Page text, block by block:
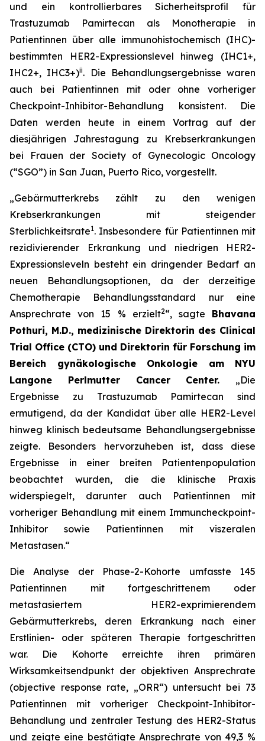
und ein kontrollierbares Sicherheitsprofil für
Trastuzumab Pamirtecan als Monotherapie in
Patientinnen über alle immunohistochemisch (IHC)-
bestimmten HER2-Expressionslevel hinweg (IHC1+,
IHC2+, IHC3+)ii. Die Behandlungsergebnisse waren
auch bei Patientinnen mit oder ohne vorheriger
Checkpoint-Inhibitor-Behandlung konsistent. Die
Daten werden heute in einem Vortrag auf der
diesjährigen Jahrestagung zu Krebserkrankungen
bei Frauen der Society of Gynecologic Oncology
(“SGO”) in San Juan, Puerto Rico, vorgestellt.
„Gebärmutterkrebs zählt zu den wenigen
Krebserkrankungen mit steigender
Sterblichkeitsrate1. Insbesondere für Patientinnen mit
rezidivierender Erkrankung und niedrigen HER2-
Expressionsleveln besteht ein dringender Bedarf an
neuen Behandlungsoptionen, da der derzeitige
Chemotherapie Behandlungsstandard nur eine
Ansprechrate von 15 % erzielt2“, sagte Bhavana
Pothuri, M.D., medizinische Direktorin des Clinical
Trial Office (CTO) und Direktorin für Forschung im
Bereich gynäkologische Onkologie am NYU
Langone Perlmutter Cancer Center. „Die
Ergebnisse zu Trastuzumab Pamirtecan sind
ermutigend, da der Kandidat über alle HER2-Level
hinweg klinisch bedeutsame Behandlungsergebnisse
zeigte. Besonders hervorzuheben ist, dass diese
Ergebnisse in einer breiten Patientenpopulation
beobachtet wurden, die die klinische Praxis
widerspiegelt, darunter auch Patientinnen mit
vorheriger Behandlung mit einem Immuncheckpoint-
Inhibitor sowie Patientinnen mit viszeralen
Metastasen.“
Die Analyse der Phase-2-Kohorte umfasste 145
Patientinnen mit fortgeschrittenem oder
metastasiertem HER2-exprimierendem
Gebärmutterkrebs, deren Erkrankung nach einer
Erstlinien- oder späteren Therapie fortgeschritten
war. Die Kohorte erreichte ihren primären
Wirksamkeitsendpunkt der objektiven Ansprechrate
(objective response rate, „ORR“) untersucht bei 73
Patientinnen mit vorheriger Checkpoint-Inhibitor-
Behandlung und zentraler Testung des HER2-Status
und zeigte eine bestätigte Ansprechrate von 49,3 %